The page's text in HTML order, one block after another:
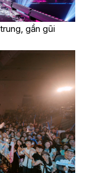
gần gũi